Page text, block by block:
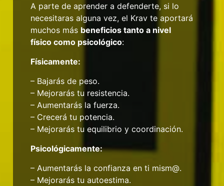
A parte de aprender a defenderte, si lo
necesitaras alguna vez, el Krav te aportará
muchos más beneficios tanto a nivel
físico como psicológico:
Físicamente:
– Bajarás de peso.
– Mejorarás tu resistencia.
– Aumentarás la fuerza.
– Crecerá tu potencia.
– Mejorarás tu equilibrio y coordinación.
Psicológicamente:
– Aumentarás la confianza en ti mism@.
– Mejorarás tu autoestima.